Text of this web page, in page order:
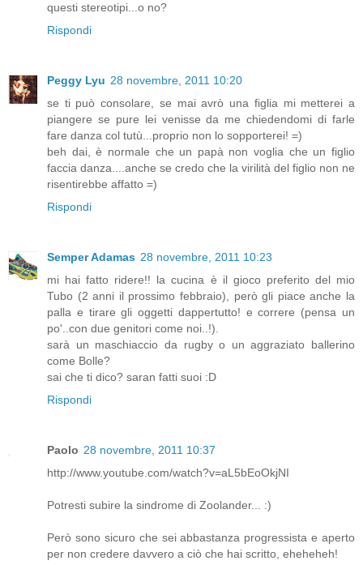
questi stereotipi...o no?
Rispondi
Peggy Lyu 28 novembre, 2011 10:20
se ti può consolare, se mai avrò una figlia mi metterei a
piangere se pure lei venisse da me chiedendomi di farle
fare danza col tutù...proprio non lo sopporterei! =)
beh dai, è normale che un papà non voglia che un figlio
faccia danza....anche se credo che la virilità del figlio non ne
risentirebbe affatto =)
Rispondi
Semper Adamas 28 novembre, 2011 10:23
mi hai fatto ridere!! la cucina è il gioco preferito del mio
Tubo (2 anni il prossimo febbraio), però gli piace anche la
palla e tirare gli oggetti dappertutto! e correre (pensa un
po'..con due genitori come noi..!).
sarà un maschiaccio da rugby o un aggraziato ballerino
come Bolle?
sai che ti dico? saran fatti suoi :D
Rispondi
Paolo 28 novembre, 2011 10:37
http://www.youtube.com/watch?v=aL5bEoOkjNI
Potresti subire la sindrome di Zoolander... :)
Però sono sicuro che sei abbastanza progressista e aperto
per non credere davvero a ciò che hai scritto, eheheheh!